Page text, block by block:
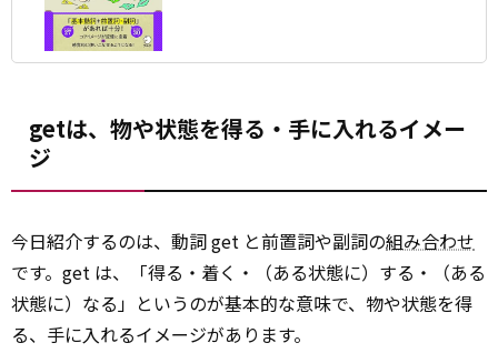
getは、物や状態を得る・手に入れるイメー
ジ
今日紹介するのは、動詞 get と前置詞や副詞の組み合わせ
です。get は、「得る・着く・（ある状態に）する・（ある
状態に）なる」というのが基本的な意味で、物や状態を得
る、手に入れるイメージがあります。